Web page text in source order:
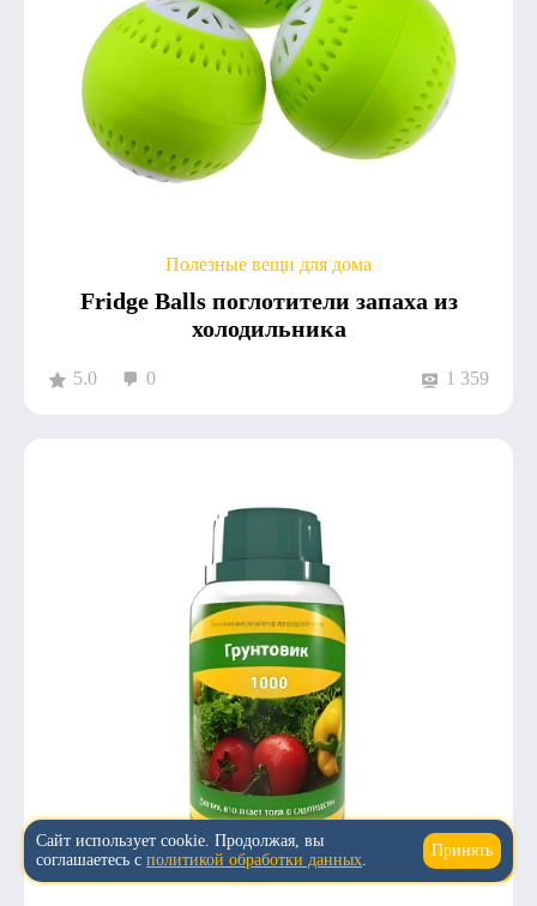
Полезные вещи для дома
Fridge Balls поглотители запаха из
холодильника
5.0 0 1 359
↑
Сайт использует cookie. Продолжая, вы
соглашаетесь с политикой обработки данных.
Принять